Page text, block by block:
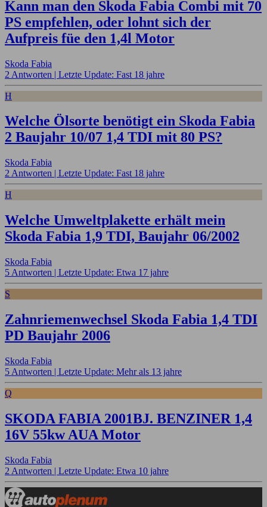
Kann man den Skoda Fabia Combi mit 70
PS empfehlen, oder lohnt sich der
Aufpreis füe den 1,4l Motor
Skoda Fabia
2 Antworten | Letzte Update: Fast 18 jahre
H
Welche Ölsorte benötigt ein Skoda Fabia
2 Baujahr 10/07 1,4 TDI mit 80 PS?
Skoda Fabia
2 Antworten | Letzte Update: Fast 18 jahre
H
Welche Umweltplakette erhält mein
Skoda Fabia 1,9 TDI, Baujahr 06/2002
Skoda Fabia
5 Antworten | Letzte Update: Etwa 17 jahre
S
Zahnriemenwechsel Skoda Fabia 1,4 TDI
PD Baujahr 2006
Skoda Fabia
5 Antworten | Letzte Update: Mehr als 13 jahre
Q
SKODA FABIA 2001BJ. BENZINER 1,4
16V 55kw AUA Motor
Skoda Fabia
2 Antworten | Letzte Update: Etwa 10 jahre